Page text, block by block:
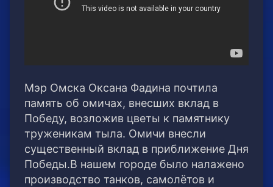
Мэр Омска Оксана Фадина почтила
память об омичах, внесших вклад в
Победу, возложив цветы к памятнику
труженикам тыла. Омичи внесли
существенный вклад в приближение Дня
Победы.В нашем городе было налажено
производство танков, самолётов и